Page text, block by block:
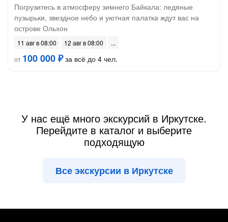
Погрузитесь в атмосферу зимнего Байкала: ледяные
пузырьки, звездное небо и уютная палатка ждут вас на
острове Ольхон
11 авг в 08:00
12 авг в 08:00
от 100 000 ₽за всё до 4 чел.
У нас ещё много экскурсий в Иркутске.
Перейдите в каталог и выберите
подходящую
Все экскурсии в Иркутске